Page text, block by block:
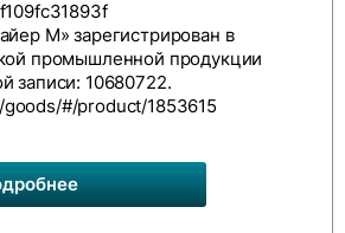
М» зарегистрирован в
промышленной продукции
записи: 10680722.
#/product/1853615